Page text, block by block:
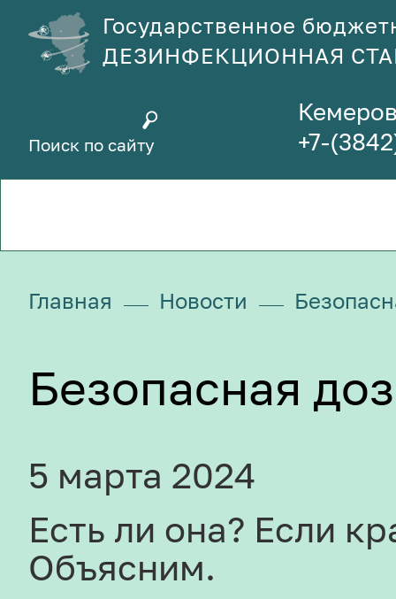
Государственное
ДЕЗИНФЕКЦИОННАЯ
+7-
Главная Новости
Безопасная
5 марта 2024
Есть ли она? Если
Объясним.